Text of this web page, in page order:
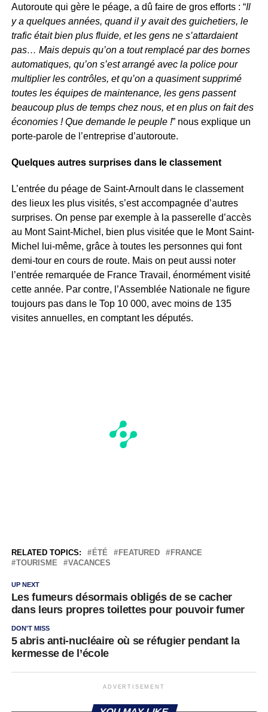
Autoroute qui gère le péage, a dû faire de gros efforts : “Il
y a quelques années, quand il y avait des guichetiers, le
trafic était bien plus fluide, et les gens ne s’attardaient
pas… Mais depuis qu’on a tout remplacé par des bornes
automatiques, qu’on s’est arrangé avec la police pour
multiplier les contrôles, et qu’on a quasiment supprimé
toutes les équipes de maintenance, les gens passent
beaucoup plus de temps chez nous, et en plus on fait des
économies ! Que demande le peuple !” nous explique un
porte-parole de l’entreprise d’autoroute.
Quelques autres surprises dans le classement
L’entrée du péage de Saint-Arnoult dans le classement
des lieux les plus visités, s’est accompagnée d’autres
surprises. On pense par exemple à la passerelle d’accès
au Mont Saint-Michel, bien plus visitée que le Mont Saint-
Michel lui-même, grâce à toutes les personnes qui font
demi-tour en cours de route. Mais on peut aussi noter
l’entrée remarquée de France Travail, énormément visité
cette année. Par contre, l’Assemblée Nationale ne figure
toujours pas dans le Top 10 000, avec moins de 135
visites annuelles, en comptant les députés.
RELATED TOPICS: ÉTÉ FEATURED
FRANCE
TOURISME
VACANCES
UP NEXT
Les fumeurs désormais obligés de se cacher
dans leurs propres toilettes pour pouvoir fumer
DON'T MISS
5 abris anti-nucléaire où se réfugier pendant la
kermesse de l’école
ADVERTISEMENT